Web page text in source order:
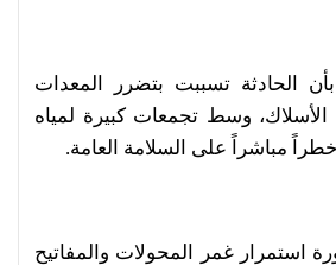
الحادثة تسببت بتضرر المعدات
الأسلاك، وسط تجمعات كبيرة لمياه
مباشراً على السلامة العامة.
استمرار غمر المحولات والمفاتيح